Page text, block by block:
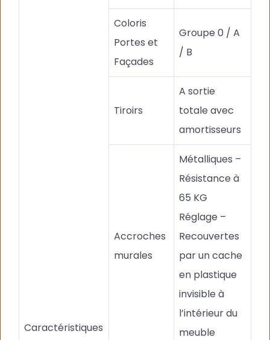
Caractéristiques
Coloris
Portes et
Façades
Groupe 0 / A
/ B
Tiroirs
A sortie
totale avec
amortisseurs
Accroches
murales
Métalliques –
Résistance à
65 KG
Réglage –
Recouvertes
par un cache
en plastique
invisible à
l’intérieur du
meuble